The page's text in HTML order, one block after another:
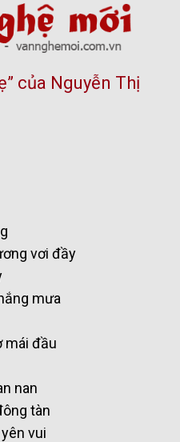
của Nguyễn Thị
vơi đầy
mưa
mái đầu
nan
tàn
vui